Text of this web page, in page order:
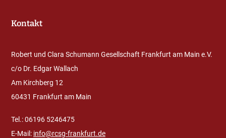
Kontakt
Robert und Clara Schumann Gesellschaft Frankfurt am Main e.V.
c/o Dr. Edgar Wallach
Am Kirchberg 12
60431 Frankfurt am Main
Tel.: 06196 5246475
E-Mail: info@rcsg-frankfurt.de